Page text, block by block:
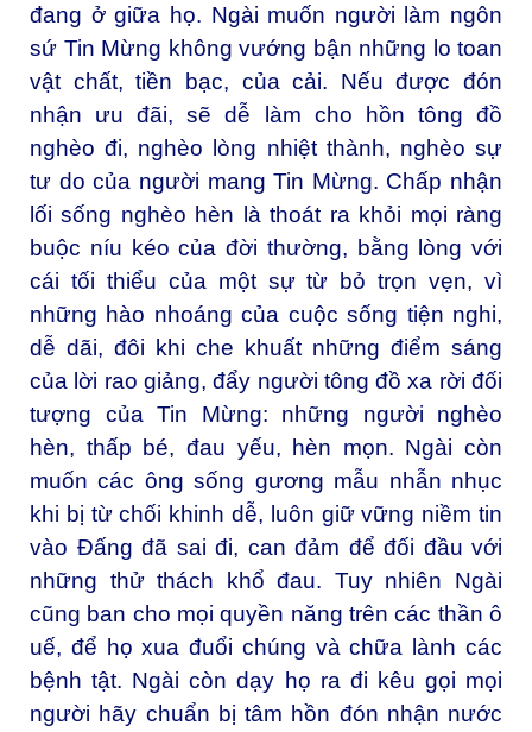
đang ở giữa họ. Ngài muốn người làm ngôn
sứ Tin Mừng không vướng bận những lo toan
vật chất, tiền bạc, của cải. Nếu được đón
nhận ưu đãi, sẽ dễ làm cho hồn tông đồ
nghèo đi, nghèo lòng nhiệt thành, nghèo sự
tư do của người mang Tin Mừng. Chấp nhận
lối sống nghèo hèn là thoát ra khỏi mọi ràng
buộc níu kéo của đời thường, bằng lòng với
cái tối thiểu của một sự từ bỏ trọn vẹn, vì
những hào nhoáng của cuộc sống tiện nghi,
dễ dãi, đôi khi che khuất những điểm sáng
của lời rao giảng, đẩy người tông đồ xa rời đối
tượng của Tin Mừng: những người nghèo
hèn, thấp bé, đau yếu, hèn mọn. Ngài còn
muốn các ông sống gương mẫu nhẫn nhục
khi bị từ chối khinh dễ, luôn giữ vững niềm tin
vào Đấng đã sai đi, can đảm để đối đầu với
những thử thách khổ đau. Tuy nhiên Ngài
cũng ban cho mọi quyền năng trên các thần ô
uế, để họ xua đuổi chúng và chữa lành các
bệnh tật. Ngài còn dạy họ ra đi kêu gọi mọi
người hãy chuẩn bị tâm hồn đón nhận nước